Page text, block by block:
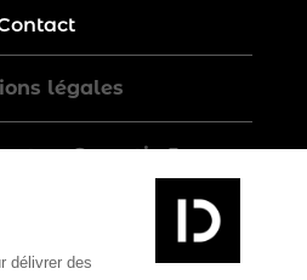
légales
– Garantie 5 ans
confidentialité